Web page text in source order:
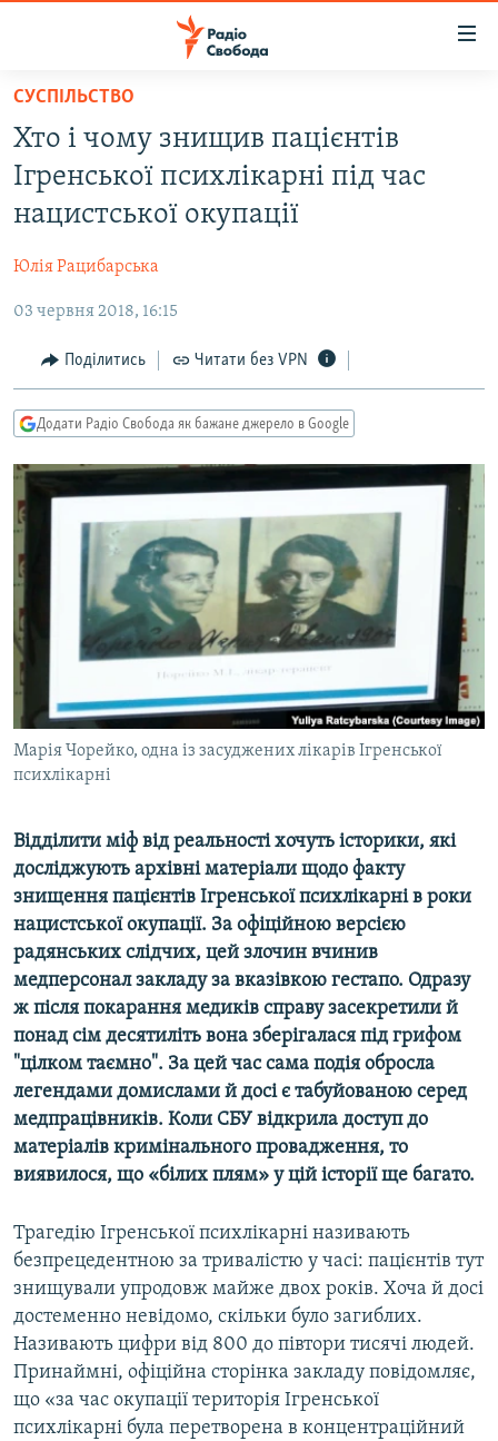
Перейти
основного
матеріалу
Перейти
до
основної
Перейти
пошуку
СТАТТІ
ЕКОНОМІКА
СУСПІЛЬСТВО
КУЛЬТУРА
УКРАЇНА
РОСІЙСЬКА «ФІЛЬТРАЦІЯ»
ДОНБАС.РЕАЛІЇ
КРИМ.РЕАЛІЇ
СХЕМИ
ПРИАЗОВ’Я
КИТАЙ.ВИКЛИКИ
МУЛЬТИМЕДІА
СПЕЦПРОЄКТИ
ПОДКАСТИ
РУС
КТАТ
ДОЛУЧАЙСЯ!
Усі сайти RFE/RL
СУСПІЛЬСТВО
Хто і чому знищив пацієнтів
Ігренської психлікарні під час
нацистської окупації
Юлія Рацибарська
03 червня 2018, 16:15
Поділитись Читати без VPN
Додати Радіо Свобода як бажане джерело в Google
Марія Чорейко, одна із засуджених лікарів Ігренської
психлікарні
Відділити міф від реальності хочуть історики, які
досліджують архівні матеріали щодо факту
знищення пацієнтів Ігренської психлікарні в роки
нацистської окупації. За офіційною версією
радянських слідчих, цей злочин вчинив
медперсонал закладу за вказівкою гестапо. Одразу
ж після покарання медиків справу засекретили й
понад сім десятиліть вона зберігалася під грифом
"цілком таємно". За цей час сама подія обросла
легендами домислами й досі є табуйованою серед
медпрацівників. Коли СБУ відкрила доступ до
матеріалів кримінального провадження, то
виявилося, що «білих плям» у цій історії ще багато.
Трагедію Ігренської психлікарні називають
безпрецедентною за тривалістю у часі: пацієнтів тут
знищували упродовж майже двох років. Хоча й досі
достеменно невідомо, скільки було загиблих.
Називають цифри від 800 до півтори тисячі людей.
Принаймні, офіційна сторінка закладу повідомляє,
що «за час окупації територія Ігренської
психлікарні була перетворена в концентраційний